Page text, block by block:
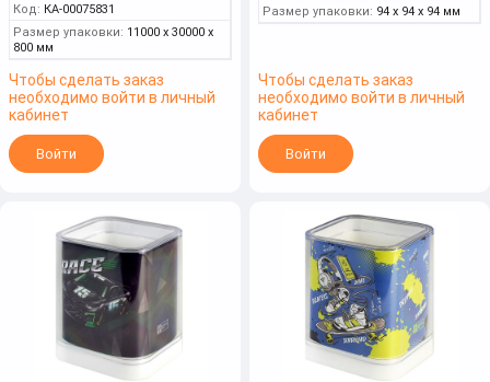
Код: КА-00075831
Размер упаковки: 11000 x 30000 x
800 мм
Чтобы сделать заказ
необходимо войти в личный
кабинет
Войти
Размер упаковки: 94 x 94 x 94 мм
Чтобы сделать заказ
необходимо войти в личный
кабинет
Войти